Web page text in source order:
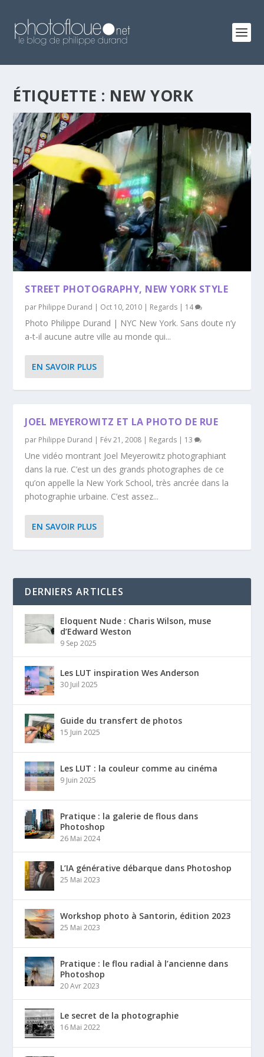
ÉTIQUETTE : NEW YORK
STREET PHOTOGRAPHY, NEW YORK STYLE
par Philippe Durand | Oct 10, 2010 | Regards | 14
Photo Philippe Durand | NYC New York. Sans doute n’y
a-t-il aucune autre ville au monde qui...
EN SAVOIR PLUS
JOEL MEYEROWITZ ET LA PHOTO DE RUE
par Philippe Durand | Fév 21, 2008 | Regards | 13
Une vidéo montrant Joel Meyerowitz photographiant
dans la rue. C’est un des grands photographes de ce
qu’on appelle la New York School, très ancrée dans la
photographie urbaine. C’est assez...
EN SAVOIR PLUS
DERNIERS ARTICLES
Eloquent Nude : Charis Wilson, muse
d’Edward Weston
9 Sep 2025
Les LUT inspiration Wes Anderson
30 Juil 2025
Guide du transfert de photos
15 Juin 2025
Les LUT : la couleur comme au cinéma
9 Juin 2025
Pratique : la galerie de flous dans
Photoshop
26 Mai 2024
L’IA générative débarque dans Photoshop
25 Mai 2023
Workshop photo à Santorin, édition 2023
25 Mai 2023
Pratique : le flou radial à l’ancienne dans
Photoshop
20 Avr 2023
Le secret de la photographie
16 Mai 2022